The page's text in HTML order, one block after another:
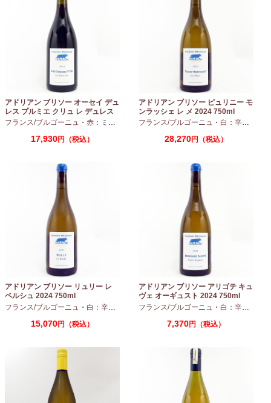
アドリアン ブリソー オーセイ デュ
レス プルミエ クリュ レ デュレス
2024 750ml
フランス/ブルゴーニュ ・ 赤：ミディアムボディ ・ピノノワール
17,930円（税込）
アドリアン ブリソー ピュリニー モ
ンラッシェ レ メ 2024 750ml
フランス/ブルゴーニュ ・ 白：辛口
28,270円（税込）
アドリアン ブリソー リュリー レ
ペルシュ 2024 750ml
フランス/ブルゴーニュ ・ 白：辛口 シャルドネ
15,070円（税込）
アドリアン ブリソー アリゴテ キュ
ヴェ オーギュスト 2024 750ml
フランス/ブルゴーニュ ・ 白：辛口
7,370円（税込）